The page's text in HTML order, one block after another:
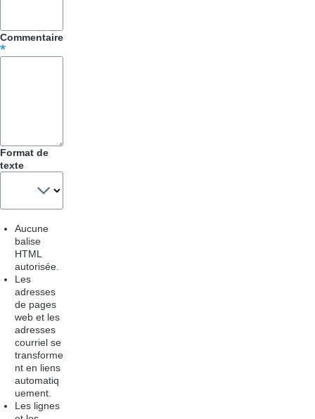
Astuces
Commentaire
Format de
texte
Aucune
balise
HTML
autorisée.
Les
adresses
de pages
web et les
adresses
courriel se
transforme
nt en liens
automatiq
uement.
Les lignes